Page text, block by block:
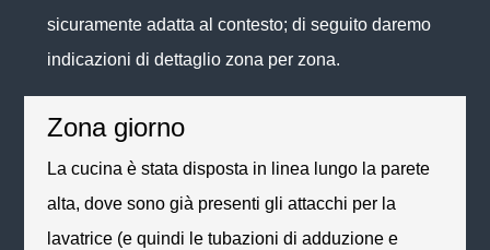
sicuramente adatta al contesto; di seguito daremo
indicazioni di dettaglio zona per zona.
Zona giorno
La cucina è stata disposta in linea lungo la parete
alta, dove sono già presenti gli attacchi per la
lavatrice (e quindi le tubazioni di adduzione e